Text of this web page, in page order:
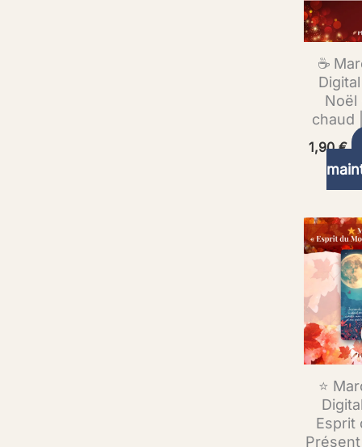
☕
Noël
chaud
1,90€
⭐
Esprit